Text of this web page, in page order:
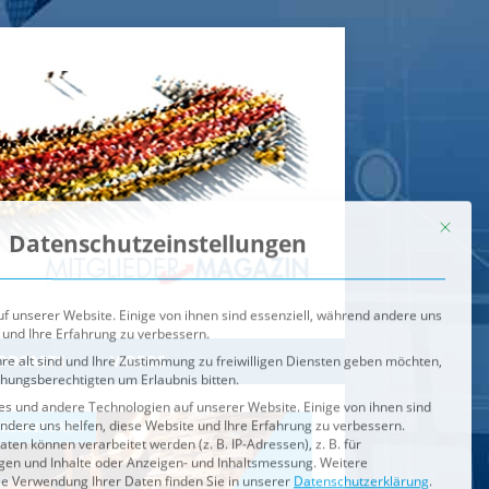
VIDEOS
IM BRENNPUNKT
unserer Website. Einige von ihnen sind essenziell, während andere uns
Ihre Erfahrung zu verbessern.
alt sind und Ihre Zustimmung zu freiwilligen Diensten geben möchten,
um Erlaubnis bitten.
uns helfen, diese Website und Ihre Erfahrung zu verbessern.
können verarbeitet werden (z. B. IP-Adressen), z. B. für
und Inhalte oder Anzeigen- und Inhaltsmessung.Weitere
jederzeit unterEinstellungenwiderrufen oder anpassen.
der Service-Gruppen, für die eine Einwilligung erteilt werden
Externe Medien
Speichern
Alle akzeptieren